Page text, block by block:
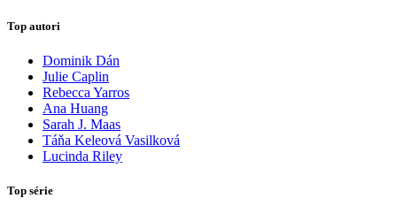
Top autori
Dominik Dán
Julie Caplin
Rebecca Yarros
Ana Huang
Sarah J. Maas
Táňa Keleová Vasilková
Lucinda Riley
Top série